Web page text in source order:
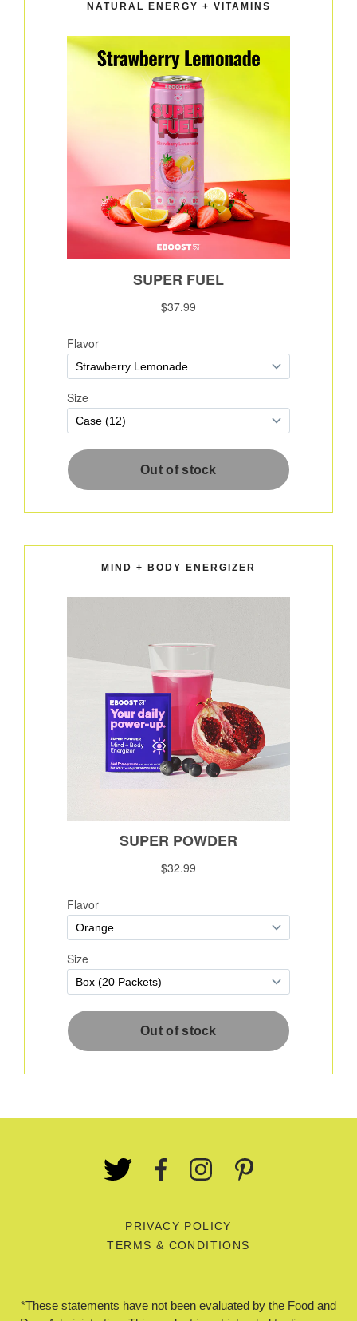
NATURAL ENERGY + VITAMINS
MIND + BODY ENERGIZER
*These statements have not been evaluated by the Food and
PRIVACY POLICY
TERMS & CONDITIONS